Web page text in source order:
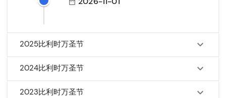
2025比利时万圣节
2024比利时万圣节
2023比利时万圣节